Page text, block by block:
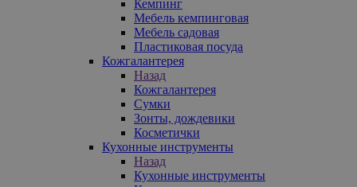
Кемпинг
Мебель кемпинговая
Мебель садовая
Пластиковая посуда
Кожгалантерея
Назад
Кожгалантерея
Сумки
Зонты, дождевики
Косметички
Кухонные инструменты
Назад
Кухонные инструменты